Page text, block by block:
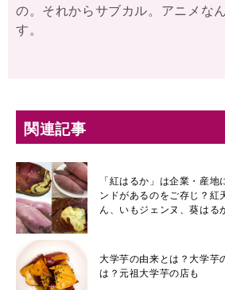
の。それからサブカル。アニメな
す。
関連記事
「紅はるか」は企業・産
ンドがあるのをご存じ？紅
ん、いもジェンヌ、葵はる
大学芋の由来とは？大学芋
は？元祖大学芋の店も